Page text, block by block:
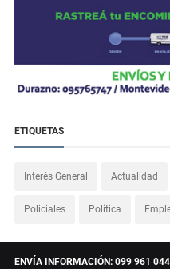
ETIQUETAS
Interés General Actualidad
Policiales Política
ENVÍA INFORMACIÓN: 099 961 044